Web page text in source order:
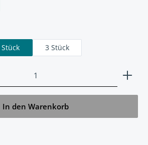
3 Stück
Gib den gewünschten Wert ein
In den Warenkorb